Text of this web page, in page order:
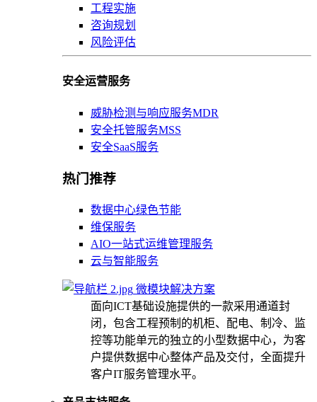
工程实施
咨询规划
风险评估
安全运营服务
威胁检测与响应服务MDR
安全托管服务MSS
安全SaaS服务
热门推荐
数据中心绿色节能
维保服务
AIO一站式运维管理服务
云与智能服务
微模块解决方案
面向ICT基础设施提供的一款采用通道封
闭，包含工程预制的机柜、配电、制冷、监
控等功能单元的独立的小型数据中心，为客
户提供数据中心整体产品及交付，全面提升
客户IT服务管理水平。